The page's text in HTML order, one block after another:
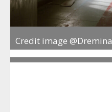
Credit image @Dremina